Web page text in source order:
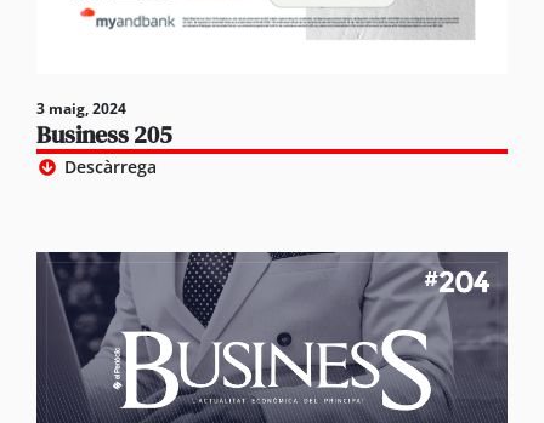
3 maig, 2024
Business 205
Descàrrega